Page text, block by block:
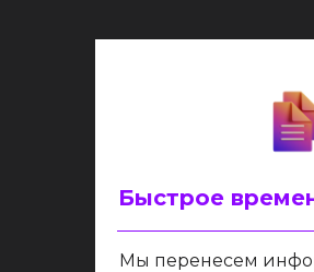
Быстрое
Мы перенесем